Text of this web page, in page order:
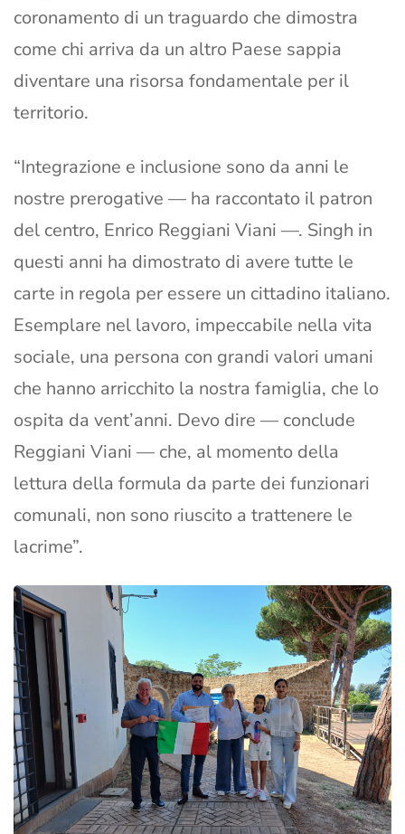
coronamento di un traguardo che dimostra
come chi arriva da un altro Paese sappia
diventare una risorsa fondamentale per il
territorio.
“Integrazione e inclusione sono da anni le
nostre prerogative — ha raccontato il patron
del centro, Enrico Reggiani Viani —. Singh in
questi anni ha dimostrato di avere tutte le
carte in regola per essere un cittadino italiano.
Esemplare nel lavoro, impeccabile nella vita
sociale, una persona con grandi valori umani
che hanno arricchito la nostra famiglia, che lo
ospita da vent’anni. Devo dire — conclude
Reggiani Viani — che, al momento della
lettura della formula da parte dei funzionari
comunali, non sono riuscito a trattenere le
lacrime”.